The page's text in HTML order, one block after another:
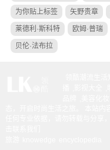
为你贴上标签 矢野贵章
莱德利·斯科特 欧姆·普瑞
贝伦·法布拉